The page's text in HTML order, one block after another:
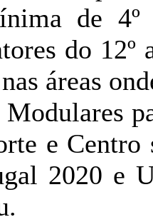
de 4º
do
áreas
e
2020 e